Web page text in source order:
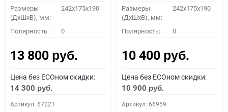
Размеры
(ДхШхВ), мм:
242x175x190
Полярность: 0
13 800 руб.
Цена без ECOном скидки:
14 300 руб.
Артикул: 67221
Размеры
(ДхШхВ), мм:
242x175x190
Полярность: 0
10 400 руб.
Цена без ECOном скидки:
10 900 руб.
Артикул: 66959